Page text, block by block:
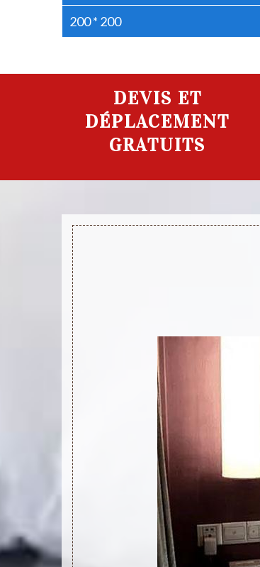
200 * 200
DEVIS ET
DÉPLACEMENT
GRATUITS